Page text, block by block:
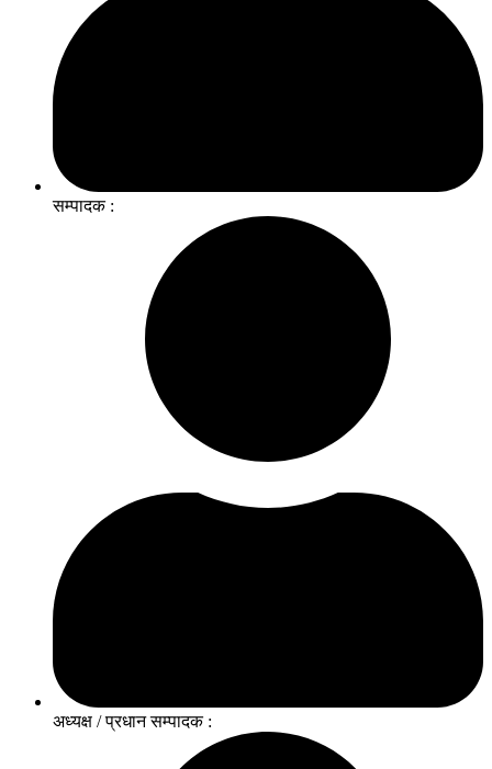
सम्पादक :
अध्यक्ष / प्रधान सम्पादक :